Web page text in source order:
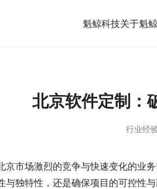
魁鲸科技关于魁鲸
北京软件定制：
行业经
京市场激烈的竞争与快速变化的业
与独特性，还是确保项目的可控性